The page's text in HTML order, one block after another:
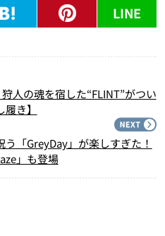
LINE
人の魂を宿した“FLINT”がつい
き】
「GreyDay」が楽しすぎた！
」も登場